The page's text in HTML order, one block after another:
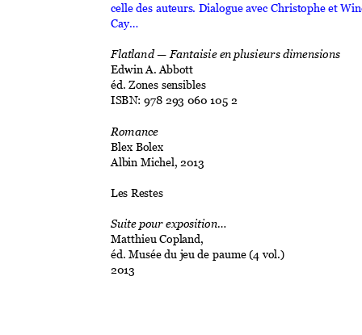
celle des auteurs. Dialogue avec Christophe et W
Cay…
Flatland — Fantaisie en plusieurs dimensions
Edwin A. Abbott
éd. Zones sensibles
ISBN: 978 293 060 105 2
Romance
Blex Bolex
Albin Michel, 2013
Les Restes
Suite pour exposition…
Matthieu Copland,
éd. Musée du jeu de paume (4 vol.)
2013